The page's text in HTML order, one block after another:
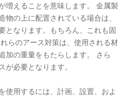
増えることを意味します。 金属製
物の上に配置されている場合は、
となります。もちろん、これも固
らのアース対策は、使用される材
加の重量をもたらします。 さら
が必要となります。
使用するには、計画、設置、およ